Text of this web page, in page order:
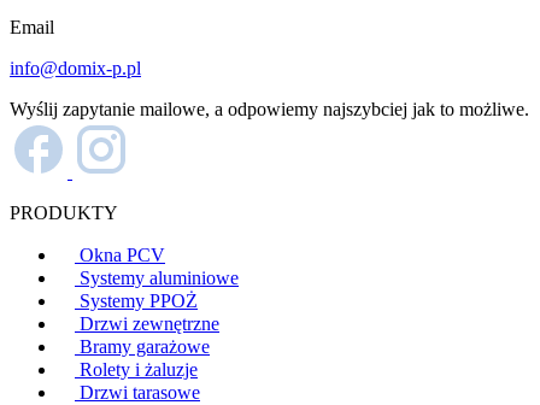
Email
info@domix-p.pl
Wyślij zapytanie mailowe, a odpowiemy najszybciej jak to możliwe.
PRODUKTY
Okna PCV
Systemy aluminiowe
Systemy PPOŻ
Drzwi zewnętrzne
Bramy garażowe
Rolety i żaluzje
Drzwi tarasowe